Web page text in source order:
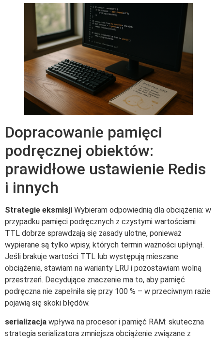
Dopracowanie pamięci
podręcznej obiektów:
prawidłowe ustawienie Redis
i innych
Strategie eksmisji Wybieram odpowiednią dla obciążenia: w
przypadku pamięci podręcznych z czystymi wartościami
TTL dobrze sprawdzają się zasady ulotne, ponieważ
wypierane są tylko wpisy, których termin ważności upłynął.
Jeśli brakuje wartości TTL lub występują mieszane
obciążenia, stawiam na warianty LRU i pozostawiam wolną
przestrzeń. Decydujące znaczenie ma to, aby pamięć
podręczna nie zapełniła się przy 100 % – w przeciwnym razie
pojawią się skoki błędów.
serializacja wpływa na procesor i pamięć RAM: skuteczna
strategia serializatora zmniejsza obciążenie związane z